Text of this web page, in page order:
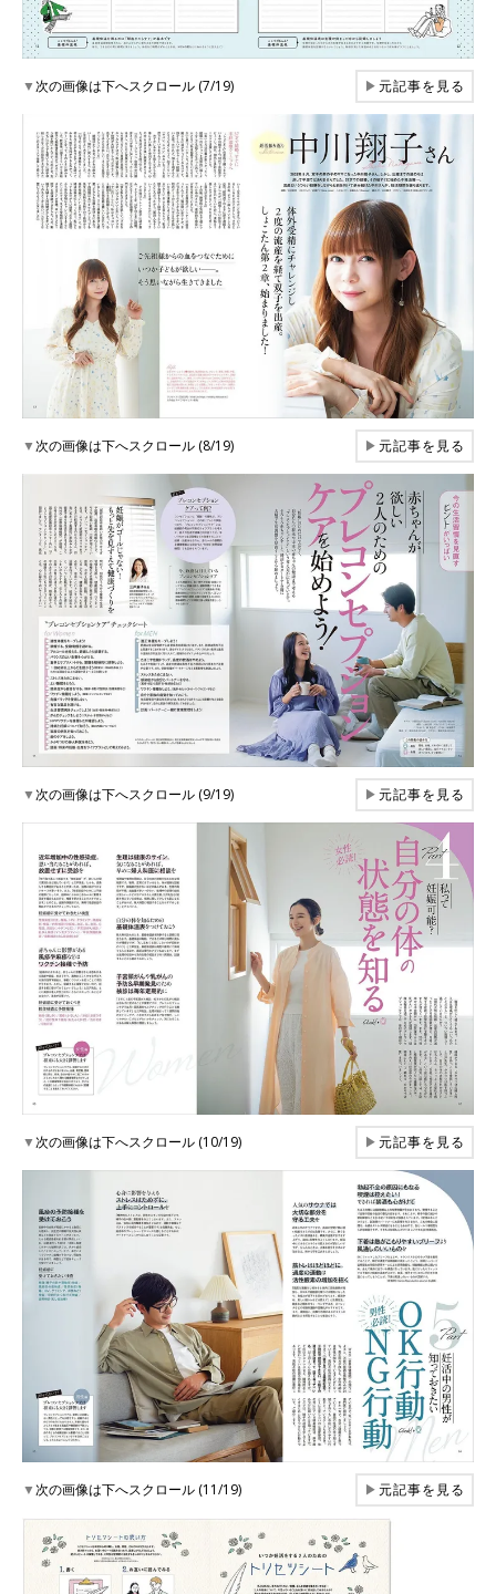
▼次の画像は下へスクロール (7/19) ▶元記事を見る
▼次の画像は下へスクロール (8/19) ▶元記事を見る
▼次の画像は下へスクロール (9/19) ▶元記事を見る
▼次の画像は下へスクロール (10/19) ▶元記事を見る
▼次の画像は下へスクロール (11/19) ▶元記事を見る